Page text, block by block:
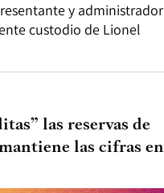
y administrador
custodio de Lionel
las reservas de
las cifras en